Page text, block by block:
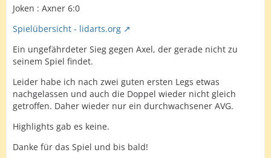
Joken : Axner 6:0
Spielübersicht - lidarts.org
Ein ungefährdeter Sieg gegen Axel, der gerade nicht zu
seinem Spiel findet.
Leider habe ich nach zwei guten ersten Legs etwas
nachgelassen und auch die Doppel wieder nicht gleich
getroffen. Daher wieder nur ein durchwachsener AVG.
Highlights gab es keine.
Danke für das Spiel und bis bald!